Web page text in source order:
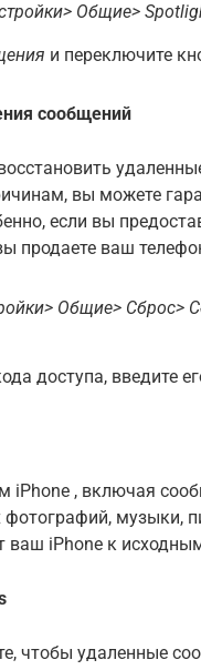
Общие>
и переключите
сообщений
вы можете
если вы
продаете ваш
Общие> Сброс>
доступа, введите
iPhone , включая
музыки,
ваш iPhone к
чтобы удаленные